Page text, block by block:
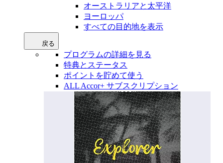
オーストラリアと太平洋
ヨーロッパ
すべての目的地を表示
戻る
プログラムの詳細を見る
特典とステータス
ポイントを貯めて使う
ALL Accor+ サブスクリプション